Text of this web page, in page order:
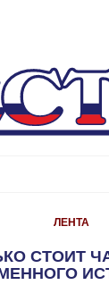
ЛЕНТА
СТОИТ